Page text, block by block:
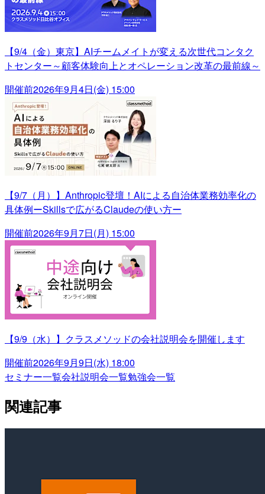
【9/4（金）東京】AIチームメイトが変える次世代コンタク
トセンター～顧客体験向上とオペレーション改革の最前線～
開催前2026年9月4日(金) 15:00
【9/7（月）】Anthropic登壇！AIによる自治体業務効率化の
具体例ーSkillsで広がるClaudeの使い方ー
開催前2026年9月7日(月) 15:00
【9/9（水）】クラスメソッドの会社説明会を開催します
開催前2026年9月9日(水) 18:00
セミナー一覧会社説明会一覧勉強会一覧
関連記事